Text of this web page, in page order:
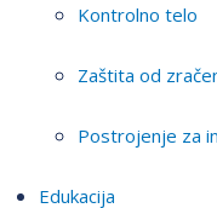
Kontrolno telo
Zaštita od
Postrojenje za
Edukacija